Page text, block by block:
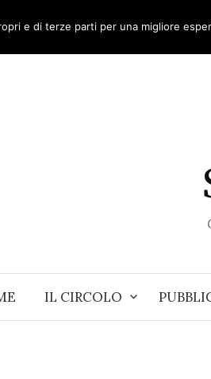
IL CIRCOLO
e di terze parti per una migliore